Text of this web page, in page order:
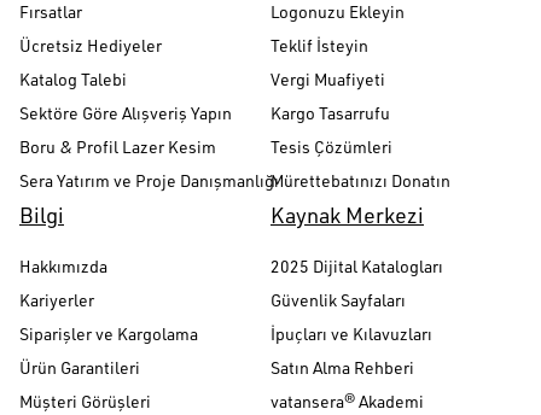
Fırsatlar
Ücretsiz Hediyeler
Katalog Talebi
Sektöre Göre Alışveriş Yapın
Boru & Profil Lazer Kesim
Sera Yatırım ve Proje Danışmanlığı
Logonuzu Ekleyin
Teklif İsteyin
Vergi Muafiyeti
Kargo Tasarrufu
Tesis Çözümleri
Mürettebatınızı Donatın
Bilgi
Hakkımızda
Kariyerler
Siparişler ve Kargolama
Ürün Garantileri
Müşteri Görüşleri
Kaynak Merkezi
2025 Dijital Katalogları
Güvenlik Sayfaları
İpuçları ve Kılavuzları
Satın Alma Rehberi
vatansera® Akademi